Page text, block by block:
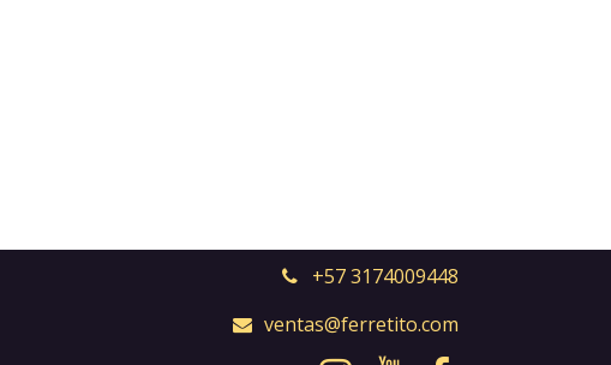
+57 3174009448
ventas@ferretito.com